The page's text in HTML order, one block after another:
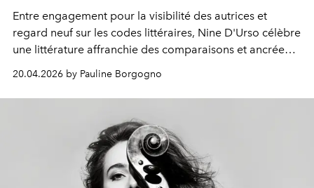
Entre engagement pour la visibilité des autrices et
regard neuf sur les codes littéraires, Nine D'Urso célèbre
une littérature affranchie des comparaisons et ancrée
20.04.2026 by Pauline Borgogno